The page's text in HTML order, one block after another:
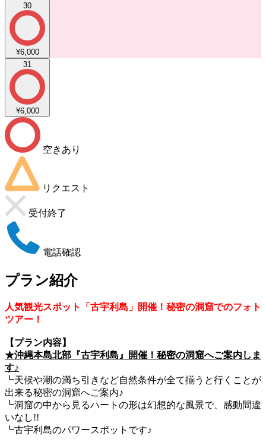
30
¥6,000
31
¥6,000
空きあり
リクエスト
受付終了
電話確認
プラン紹介
人気観光スポット「古宇利島」開催！秘密の洞窟でのフォト
ツアー！
【プラン内容】
★沖縄本島北部『古宇利島』開催！秘密の洞窟へご案内しま
す♪
┗天候や潮の満ち引きなど自然条件が全て揃うと行くことが
出来る秘密の洞窟へご案内♪
┗洞窟の中から見るハートの形は幻想的な風景で、感動間違
いなし!!
┗古宇利島のパワースポットです♪